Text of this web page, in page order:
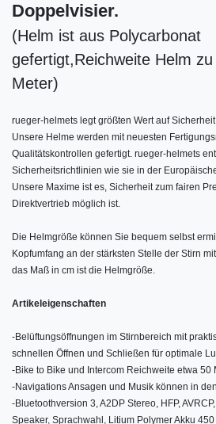
Doppelvisier.
(Helm ist aus Polycarbonat
gefertigt,Reichweite Helm
Meter)
rueger-helmets legt größten Wert auf
Unsere Helme werden mit neuesten
Qualitätskontrollen gefertigt. rueger-helmets
Sicherheitsrichtlinien wie sie in der
Unsere Maxime ist es, Sicherheit zum fairen
Direktvertrieb möglich ist.
Die Helmgröße können Sie bequem selbst
Kopfumfang an der stärksten Stelle der Stirn
das Maß in cm ist die Helmgröße.
Artikeleigenschaften
-Belüftungsöffnungen im Stirnbereich mit
schnellen Öffnen und Schließen für optimale
-Bike to Bike und Intercom Reichweite etwa 50
-Navigations Ansagen und Musik können in
-Bluetoothversion 3, A2DP Stereo, HFP,
Speaker, Sprachwahl, Litium Polymer Akku